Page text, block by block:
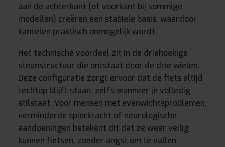
aan de achterkant (of voorkant bij sommige
modellen) creëren een stabiele basis, waardoor
kantelen praktisch onmogelijk wordt.
Het technische voordeel zit in de driehoekige
steunstructuur die ontstaat door de drie wielen.
Deze configuratie zorgt ervoor dat de fiets altijd
rechtop blijft staan, zelfs wanneer je volledig
stilstaat. Voor mensen met evenwichtsproblemen,
verminderde spierkracht of neurologische
aandoeningen betekent dit dat ze weer veilig
kunnen fietsen, zonder angst om te vallen.